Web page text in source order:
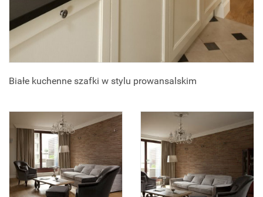
Białe kuchenne szafki w stylu prowansalskim